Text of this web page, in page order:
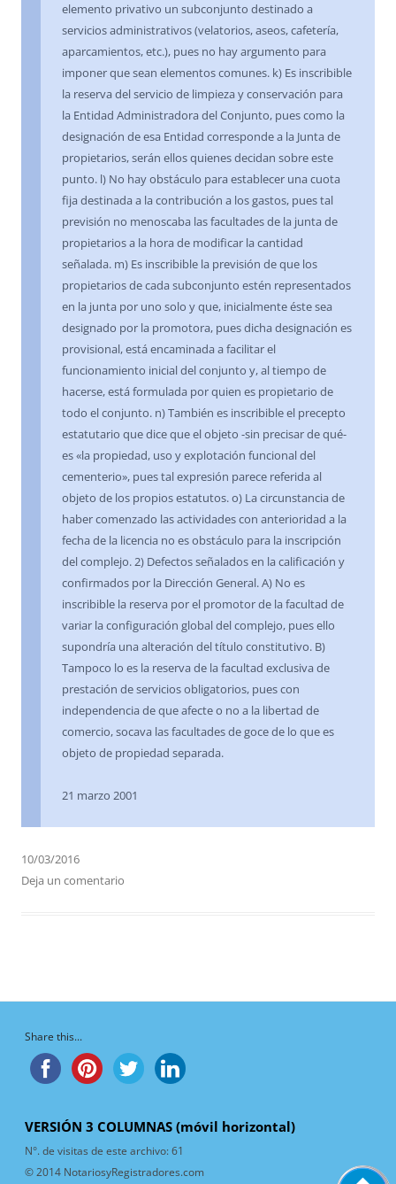
elemento privativo un subconjunto destinado a
servicios administrativos (velatorios, aseos, cafetería,
aparcamientos, etc.), pues no hay argumento para
imponer que sean elementos comunes. k) Es inscribible
la reserva del servicio de limpieza y conservación para
la Entidad Administradora del Conjunto, pues como la
designación de esa Entidad corresponde a la Junta de
propietarios, serán ellos quienes decidan sobre este
punto. l) No hay obstáculo para establecer una cuota
fija destinada a la contribución a los gastos, pues tal
previsión no menoscaba las facultades de la junta de
propietarios a la hora de modificar la cantidad
señalada. m) Es inscribible la previsión de que los
propietarios de cada subconjunto estén representados
en la junta por uno solo y que, inicialmente éste sea
designado por la promotora, pues dicha designación es
provisional, está encaminada a facilitar el
funcionamiento inicial del conjunto y, al tiempo de
hacerse, está formulada por quien es propietario de
todo el conjunto. n) También es inscribible el precepto
estatutario que dice que el objeto -sin precisar de qué-
es «la propiedad, uso y explotación funcional del
cementerio», pues tal expresión parece referida al
objeto de los propios estatutos. o) La circunstancia de
haber comenzado las actividades con anterioridad a la
fecha de la licencia no es obstáculo para la inscripción
del complejo. 2) Defectos señalados en la calificación y
confirmados por la Dirección General. A) No es
inscribible la reserva por el promotor de la facultad de
variar la configuración global del complejo, pues ello
supondría una alteración del título constitutivo. B)
Tampoco lo es la reserva de la facultad exclusiva de
prestación de servicios obligatorios, pues con
independencia de que afecte o no a la libertad de
comercio, socava las facultades de goce de lo que es
objeto de propiedad separada.
21 marzo 2001
10/03/2016
Deja un comentario
Share this...
VERSIÓN 3 COLUMNAS (móvil horizontal)
N°. de visitas de este archivo:61
© 2014 NotariosyRegistradores.com